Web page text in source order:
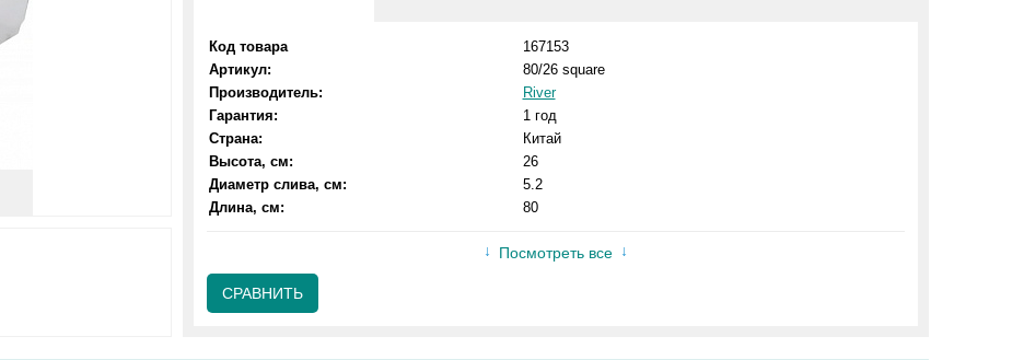
Код товара
167153
Артикул:
80/26 square
Производитель:
River
Гарантия:
1 год
Страна:
Китай
Высота, см:
26
Диаметр слива, см:
5.2
Длина, см:
80
Посмотреть все
СРАВНИТЬ